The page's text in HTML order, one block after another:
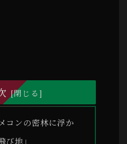
コンの密林に浮か
び地」